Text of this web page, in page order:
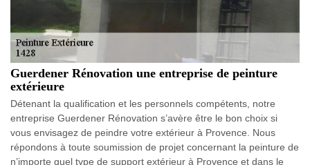
Guerdener Rénovation une entreprise de peinture
extérieure
Détenant la qualification et les personnels compétents, notre
entreprise Guerdener Rénovation s’avère être le bon choix si
vous envisagez de peindre votre extérieur à Provence. Nous
répondons à toute soumission de projet concernant la peinture de
n’importe quel type de support extérieur à Provence et dans le